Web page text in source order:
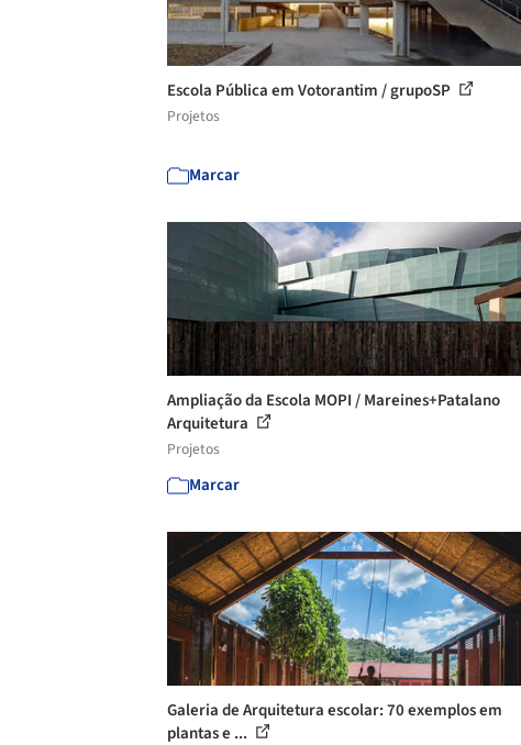
Escola Pública em Votorantim / grupoSP
Projetos
Marcar
Ampliação da Escola MOPI / Mareines+Patalano
Arquitetura
Projetos
Marcar
Galeria de Arquitetura escolar: 70 exemplos em
plantas e ...